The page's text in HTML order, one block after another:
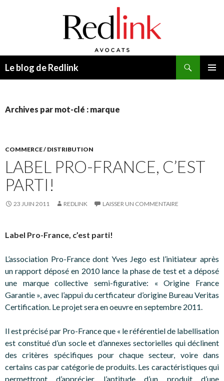
Le blog de Redlink
Archives par mot-clé : marque
COMMERCE / DISTRIBUTION
LABEL PRO-FRANCE, C’EST
PARTI!
23 JUIN 2011 REDLINK LAISSER UN COMMENTAIRE
Label Pro-France, c’est parti!
L’association Pro-France dont Yves Jego est l’initiateur après
un rapport déposé en 2010 lance la phase de test et a déposé
une marque collective semi-figurative: « Origine France
Garantie », avec l’appui du certficateur d’origine Bureau Veritas
Certification. Le projet sera en oeuvre en septembre 2011.
Il est précisé par Pro-France que « le référentiel de labellisation
est constitué d’un socle et d’annexes sectorielles qui déclinent
des critères spécifiques pour chaque secteur, voire dans
certains cas par catégorie de produits. Les caractéristiques qui
permettront d’apprécier l’aptitude d’un produit d’une